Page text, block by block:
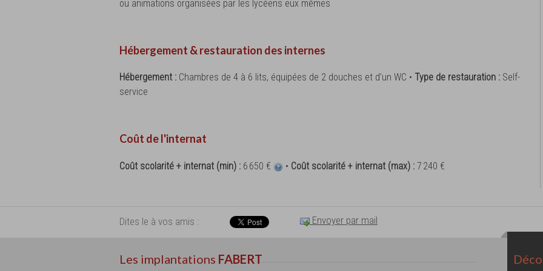
ou animations organisées par les lycéens eux mêmes
Hébergement & restauration des internes
Hébergement : Chambres de 4 à 6 lits, équipées de 2 douches et d’un WC • Type de restauration : Self-
service
Coût de l'internat
Coût scolarité + internat (min) : 6 650 € • Coût scolarité + internat (max) : 7 240 €
Dites le à vos amis : Envoyer par mail
Les implantations FABERT